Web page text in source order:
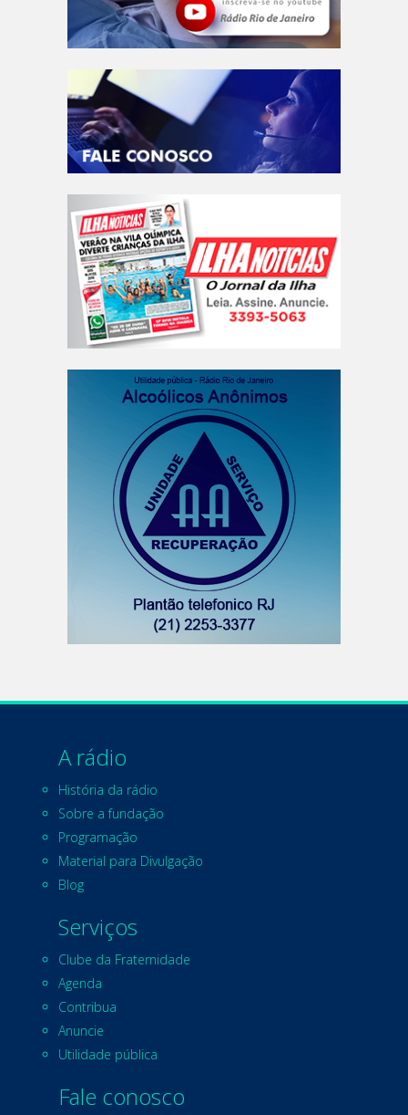
A rádio
História da rádio
Sobre a fundação
Programação
Material para Divulgação
Blog
Serviços
Clube da Fraternidade
Agenda
Contribua
Anuncie
Utilidade pública
Fale conosco